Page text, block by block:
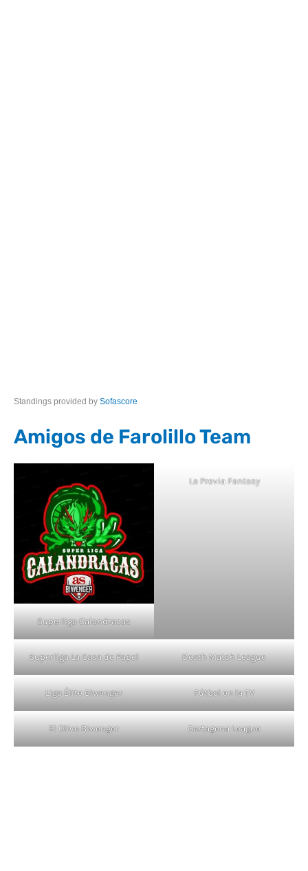
Standings provided by Sofascore
Amigos de Farolillo Team
Superliga Calandracas
La Previa Fantasy
Superliga La Casa de Papel Death Match League
Liga Élite Biwenger Fútbol en la TV
El Olivo Biwenger Cartagena League